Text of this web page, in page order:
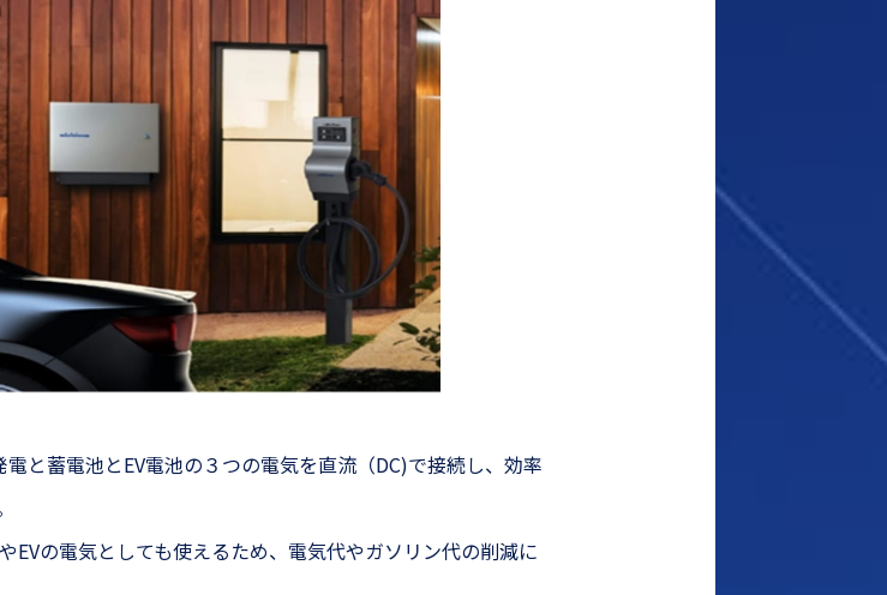
と蓄電池とEV電池の３つの電気を直流（DC)で接続し、効率
EVの電気としても使えるため、電気代やガソリン代の削減に